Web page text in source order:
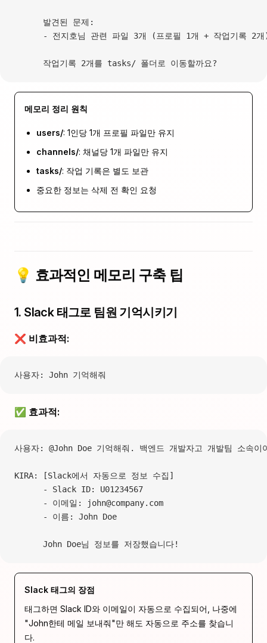
      발견된 문제:
- 전지호님 관련 파일 3개 (프로필 1개 + 작업기록 2개
      작업기록 2개를 tasks/ 폴더로 이동할까요?
메모리 정리 원칙
users/: 1인당 1개 프로필 파일만 유지
channels/: 채널당 1개 파일만 유지
tasks/: 작업 기록은 별도 보관
중요한 정보는 삭제 전 확인 요청
💡 효과적인 메모리 구축 팁
1. Slack 태그로 팀원 기억시키기
❌ 비효과적:
사용자: John 기억해줘
✅ 효과적:
사용자: @John Doe 기억해줘. 백엔드 개발자고 개발팀 소속이
KIRA: [Slack에서 자동으로 정보 수집]
      - Slack ID: U01234567
      - 이메일: john@company.com
      - 이름: John Doe
      John Doe님 정보를 저장했습니다!
Slack 태그의 장점
태그하면 Slack ID와 이메일이 자동으로 수집되어, 나중에
"John한테 메일 보내줘"만 해도 자동으로 주소를 찾습니
다.